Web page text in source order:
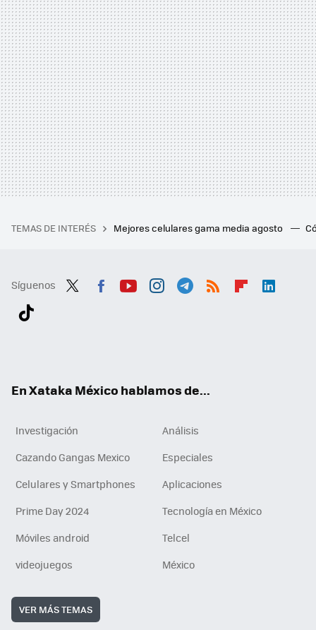
TEMAS DE INTERÉS Mejores celulares gama media agosto
Síguenos
En Xataka México hablamos de...
Investigación
Análisis
Cazando Gangas Mexico
Especiales
Celulares y Smartphones
Aplicaciones
Prime Day 2024
Tecnología en México
Móviles android
Telcel
videojuegos
México
VER MÁS TEMAS